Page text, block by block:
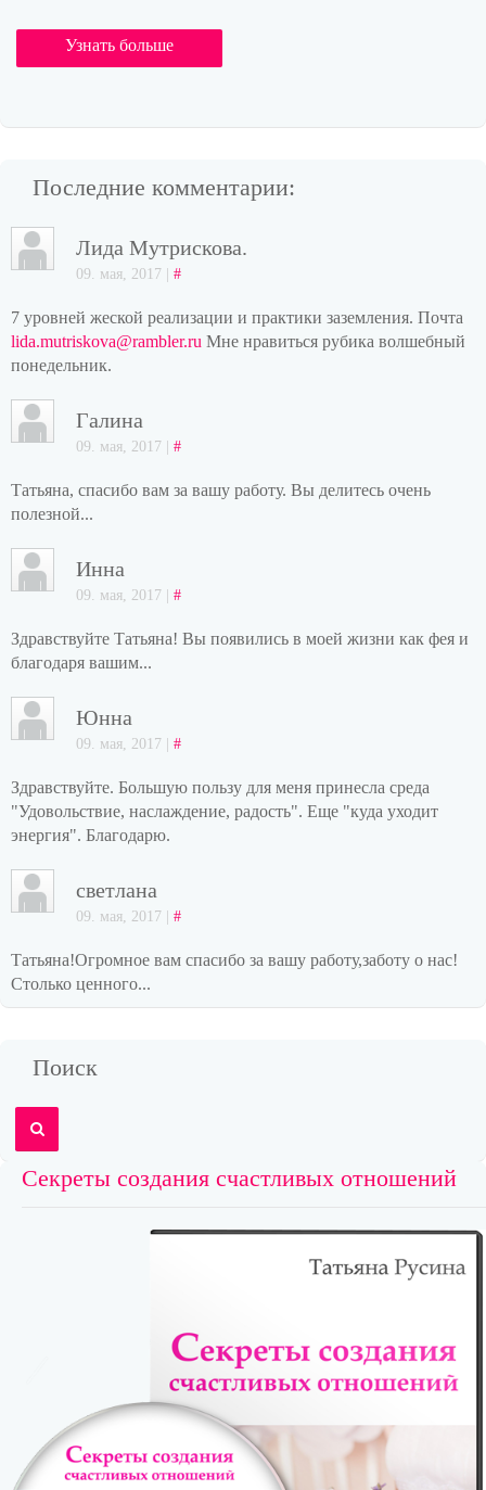
Узнать больше
Последние комментарии:
Лида Мутрискова.
09. мая, 2017 | #
7 уровней жеской реализации и практики заземления. Почта
lida.mutriskova@rambler.ru Мне нравиться рубика волшебный
понедельник.
Галина
09. мая, 2017 | #
Татьяна, спасибо вам за вашу работу. Вы делитесь очень
полезной...
Инна
09. мая, 2017 | #
Здравствуйте Татьяна! Вы появились в моей жизни как фея и
благодаря вашим...
Юнна
09. мая, 2017 | #
Здравствуйте. Большую пользу для меня принесла среда
"Удовольствие, наслаждение, радость". Еще "куда уходит
энергия". Благодарю.
светлана
09. мая, 2017 | #
Татьяна!Огромное вам спасибо за вашу работу,заботу о нас!
Столько ценного...
Поиск
Секреты создания счастливых отношений